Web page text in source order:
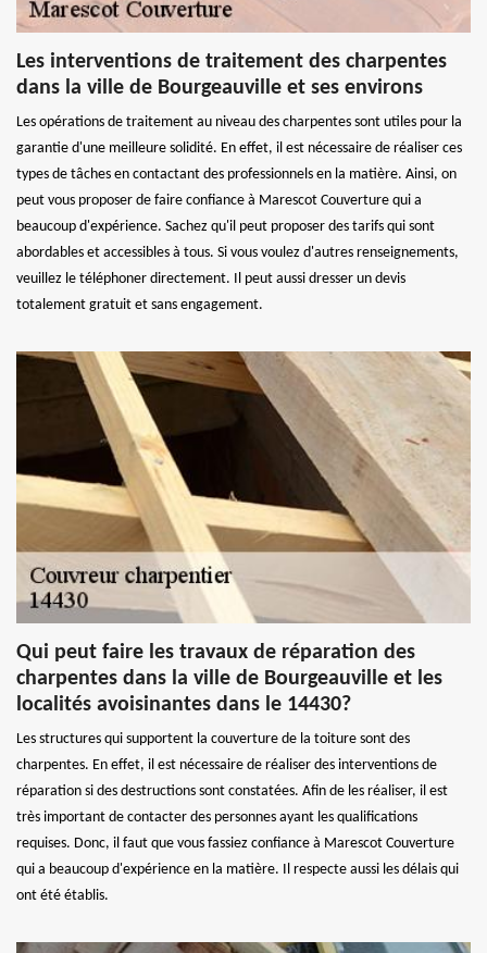
Les interventions de traitement des charpentes
dans la ville de Bourgeauville et ses environs
Les opérations de traitement au niveau des charpentes sont utiles pour la
garantie d'une meilleure solidité. En effet, il est nécessaire de réaliser ces
types de tâches en contactant des professionnels en la matière. Ainsi, on
peut vous proposer de faire confiance à Marescot Couverture qui a
beaucoup d'expérience. Sachez qu'il peut proposer des tarifs qui sont
abordables et accessibles à tous. Si vous voulez d'autres renseignements,
veuillez le téléphoner directement. Il peut aussi dresser un devis
totalement gratuit et sans engagement.
Qui peut faire les travaux de réparation des
charpentes dans la ville de Bourgeauville et les
localités avoisinantes dans le 14430?
Les structures qui supportent la couverture de la toiture sont des
charpentes. En effet, il est nécessaire de réaliser des interventions de
réparation si des destructions sont constatées. Afin de les réaliser, il est
très important de contacter des personnes ayant les qualifications
requises. Donc, il faut que vous fassiez confiance à Marescot Couverture
qui a beaucoup d'expérience en la matière. Il respecte aussi les délais qui
ont été établis.